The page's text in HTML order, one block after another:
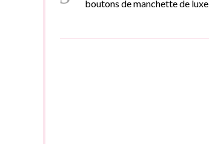
boutons de manchette de luxe